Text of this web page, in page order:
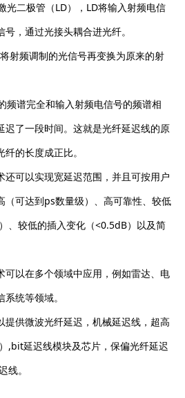
光二极管（LD）， LD将输入射频电信
，通过光接头耦合进光纤。
射频调制的光信号再变换为原来的射
频谱完全和输入射频电信号的频谱相
迟了一段时间。这就是光纤延迟线的原
的长度成正比。
还可以实现宽延迟范围，并且可按用户
（可达到ps数量级）、高可靠性、较低
）、较低的插入变化（<0.5dB）以及简
可以在多个领域中应用，例如雷达、电
统等领域。
提供微波光纤延迟， 机械延迟线 ， 超高
） ,bit延迟线模块及芯片 ， 保偏光纤延迟
线。